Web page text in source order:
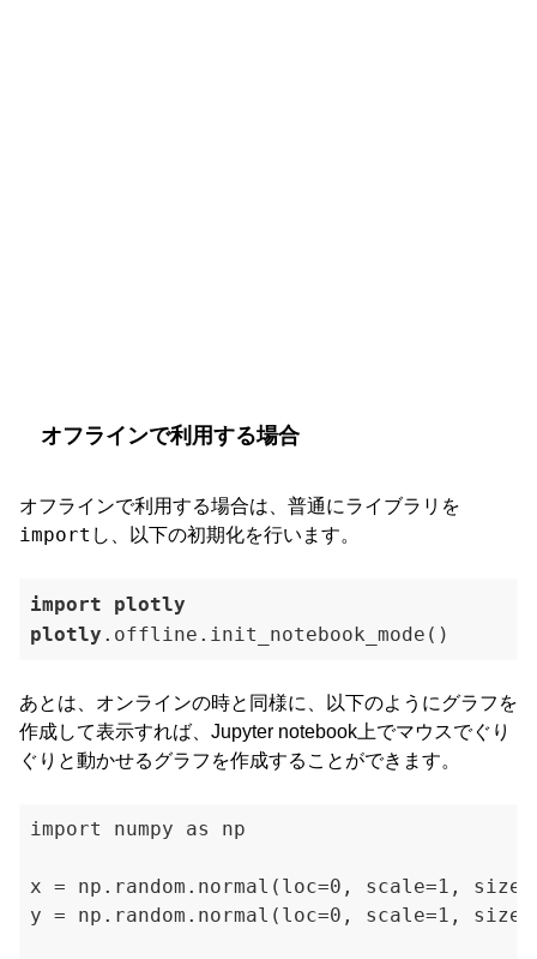
オフラインで利用する場合
オフラインで利用する場合は、普通にライブラリを
import し、以下の初期化を行います。
import
plotly
plotly .offline .init_notebook_mode
あとは、オンラインの時と同様に、以下のようにグラフを
作成して表示すれば、Jupyter notebook上でマウスでぐり
ぐりと動かせるグラフを作成することができます。
import numpy as np
x = np.random.normal(loc=0, scale=1,
y = np.random.normal(loc=0, scale=1,